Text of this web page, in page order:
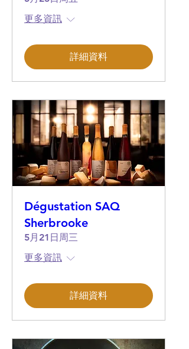
更多資訊
詳細資料
Dégustation SAQ
Sherbrooke
5月21日周三
更多資訊
詳細資料